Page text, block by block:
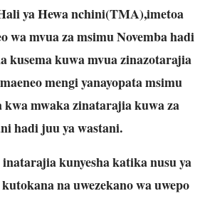
ya Hewa nchini(TMA),imetoa
wa mvua za msimu Novemba hadi
kusema kuwa mvua zinazotarajia
mengi yanayopata msimu
kwa mwaka zinatarajia kuwa za
hadi juu ya wastani.
kunyesha katika nusu ya
na uwezekano wa uwepo